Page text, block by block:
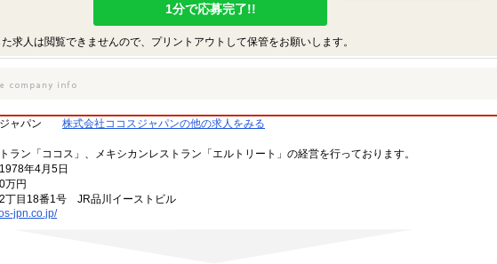
1分で応募完了!!
求人は閲覧できませんので、プリントアウトして保管をお願いします。
ャパン
株式会社ココスジャパンの他の求人をみる
ラン「ココス」、メキシカンレストラン「エルトリート」の経営を行っております。
年4月5日
万円
丁目18番1号 JR品川イーストビル
jpn.co.jp/